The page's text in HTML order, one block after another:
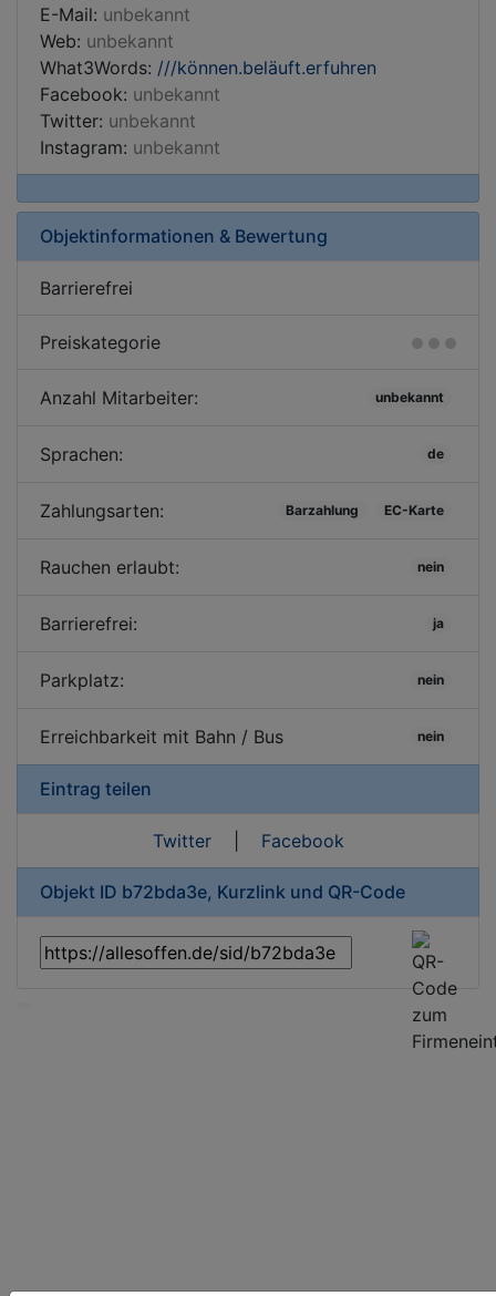
E-Mail: unbekannt
Web: unbekannt
What3Words: ///können.beläuft.erfuhren
Facebook: unbekannt
Twitter: unbekannt
Instagram: unbekannt
Objektinformationen & Bewertung
Barrierefrei
Preiskategorie
Anzahl Mitarbeiter: unbekannt
Sprachen: de
Zahlungsarten: Barzahlung EC-Karte
Rauchen erlaubt: nein
Barrierefrei: ja
Parkplatz: nein
Erreichbarkeit mit Bahn / Bus nein
Eintrag teilen
Twitter| Facebook
Objekt ID b72bda3e, Kurzlink und QR-Code